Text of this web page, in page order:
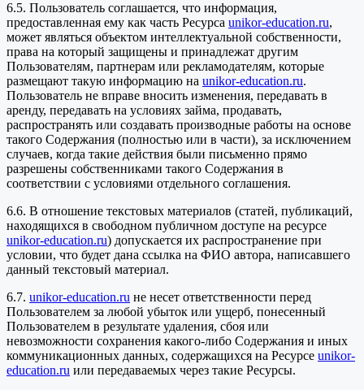
6.5. Пользователь соглашается, что информация,
предоставленная ему как часть Ресурса unikor-education.ru,
может являться объектом интеллектуальной собственности,
права на который защищены и принадлежат другим
Пользователям, партнерам или рекламодателям, которые
размещают такую информацию на unikor-education.ru.
Пользователь не вправе вносить изменения, передавать в
аренду, передавать на условиях займа, продавать,
распространять или создавать производные работы на основе
такого Содержания (полностью или в части), за исключением
случаев, когда такие действия были письменно прямо
разрешены собственниками такого Содержания в
соответствии с условиями отдельного соглашения.
6.6. В отношение текстовых материалов (статей, публикаций,
находящихся в свободном публичном доступе на ресурсе
unikor-education.ru) допускается их распространение при
условии, что будет дана ссылка на ФИО автора, написавшего
данный текстовый материал.
6.7. unikor-education.ru не несет ответственности перед
Пользователем за любой убыток или ущерб, понесенный
Пользователем в результате удаления, сбоя или
невозможности сохранения какого-либо Содержания и иных
коммуникационных данных, содержащихся на Ресурсе unikor-
education.ru или передаваемых через такие Ресурсы.